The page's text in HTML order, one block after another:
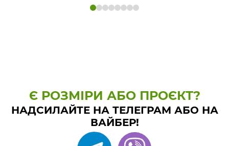
Є РОЗМІРИ АБО ПРОЄКТ?
НАДСИЛАЙТЕ НА ТЕЛЕГРАМ АБО НА
ВАЙБЕР!